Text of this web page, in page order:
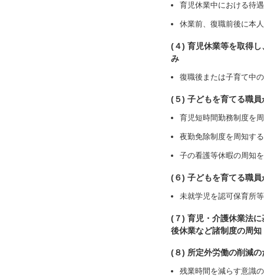
育児休業中における待
休業前、復職前後に本
(４) 育児休業等を取得
み
復職後または子育て中
(５) 子どもを育てる職
育児短時間勤務制度を
夜勤免除制度を周知す
子の看護等休暇の周知
(６) 子どもを育てる職
未就学児を認可保育所
(７) 育児・介護休業法
後休業など諸制度の周知
(８) 所定外労働の削減
残業時間を減らす意識